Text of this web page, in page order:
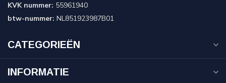
KVK nummer: 55961940
btw-nummer: NL851923987B01
CATEGORIEËN
INFORMATIE